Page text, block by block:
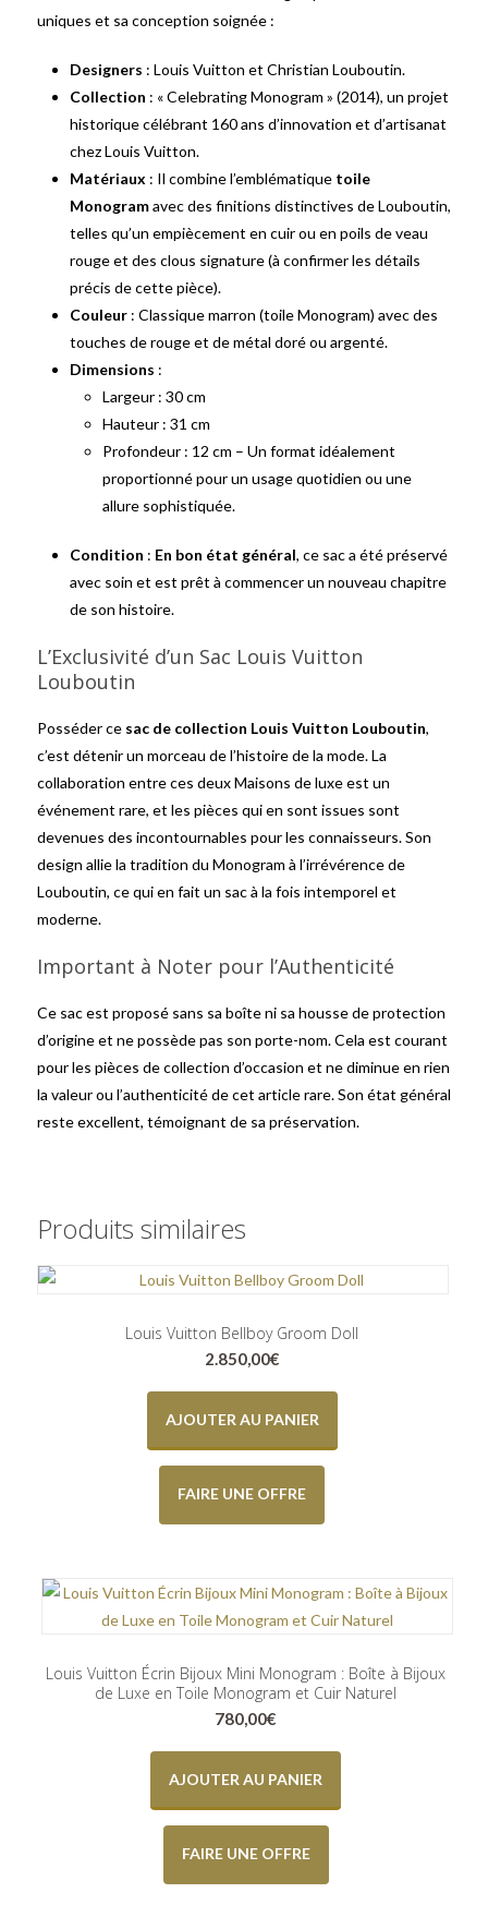
uniques et sa conception soignée :
Designers : Louis Vuitton et Christian Louboutin.
Collection : « Celebrating Monogram » (2014), un projet
historique célébrant 160 ans d’innovation et d’artisanat
chez Louis Vuitton.
Matériaux : Il combine l’emblématique toile
Monogramavec des finitions distinctives de Louboutin,
telles qu’un empiècement en cuir ou en poils de veau
rouge et des clous signature (à confirmer les détails
précis de cette pièce).
Couleur : Classique marron (toile Monogram) avec des
touches de rouge et de métal doré ou argenté.
Dimensions :
Largeur : 30 cm
Hauteur : 31 cm
Profondeur : 12 cm – Un format idéalement
proportionné pour un usage quotidien ou une
allure sophistiquée.
Condition : En bon état général, ce sac a été préservé
avec soin et est prêt à commencer un nouveau chapitre
de son histoire.
L’Exclusivité d’un Sac Louis Vuitton
Louboutin
Posséder ce sac de collection Louis Vuitton Louboutin,
c’est détenir un morceau de l’histoire de la mode. La
collaboration entre ces deux Maisons de luxe est un
événement rare, et les pièces qui en sont issues sont
devenues des incontournables pour les connaisseurs. Son
design allie la tradition du Monogram à l’irrévérence de
Louboutin, ce qui en fait un sac à la fois intemporel et
moderne.
Important à Noter pour l’Authenticité
Ce sac est proposé sans sa boîte ni sa housse de protection
d’origine et ne possède pas son porte-nom. Cela est courant
pour les pièces de collection d’occasion et ne diminue en rien
la valeur ou l’authenticité de cet article rare. Son état général
reste excellent, témoignant de sa préservation.
Produits similaires
Louis Vuitton Bellboy Groom Doll
2.850,00€
AJOUTER AU PANIER
FAIRE UNE OFFRE
Louis Vuitton Écrin Bijoux Mini Monogram : Boîte à Bijoux
de Luxe en Toile Monogram et Cuir Naturel
780,00€
AJOUTER AU PANIER
FAIRE UNE OFFRE